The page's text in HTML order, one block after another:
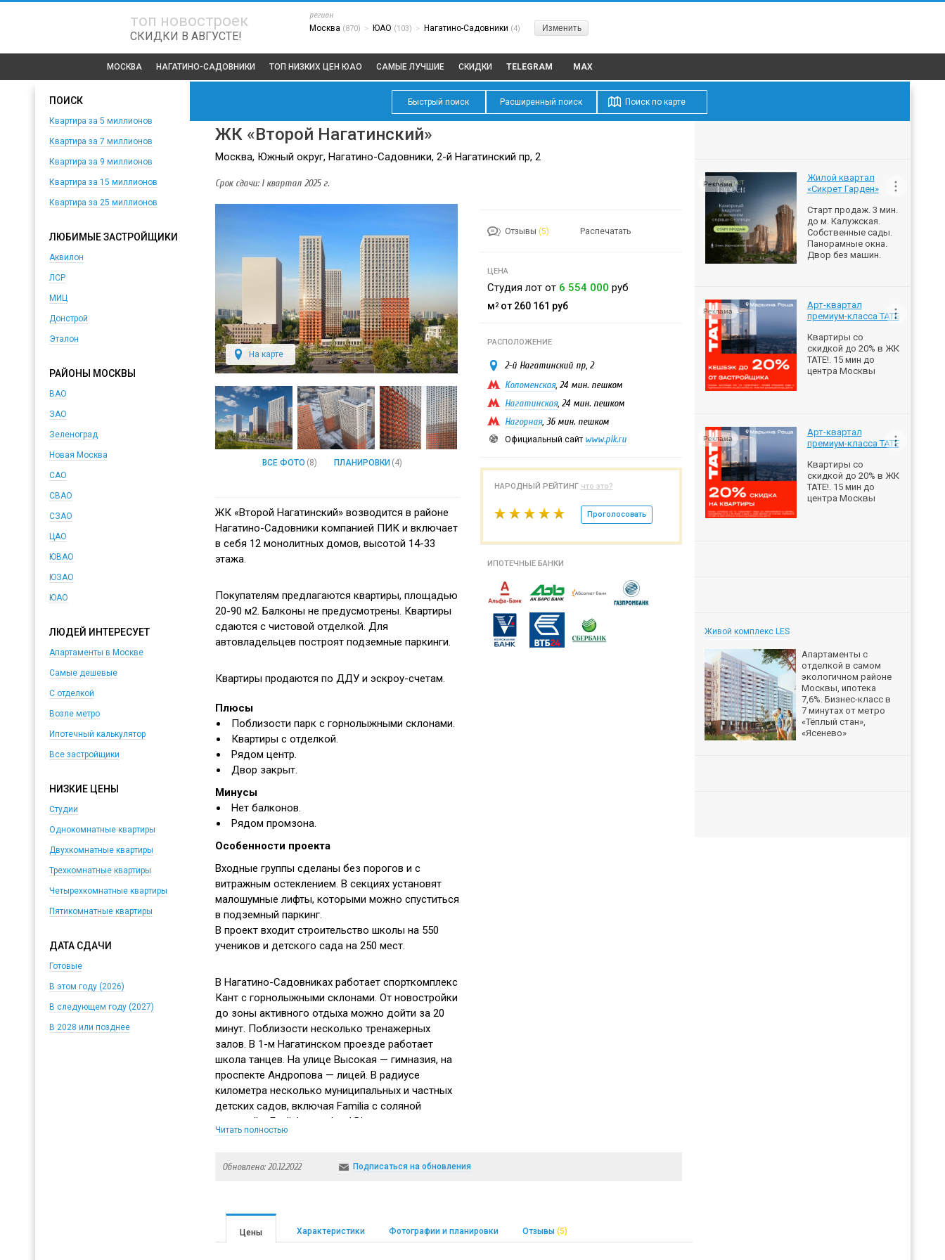
топ новостроек
СКИДКИ В АВГУСТЕ!
регион
Москва (870) > ЮАО (103) > Нагатино-Садовники (4) Изменить
МОСКВА НАГАТИНО-САДОВНИКИ ТОП НИЗКИХ ЦЕН ЮАО САМЫЕ ЛУЧШИЕ СКИДКИ TELEGRAM MAX
ПОИСК
Квартира за 5 миллионов
Квартира за 7 миллионов
Квартира за 9 миллионов
Квартира за 15 миллионов
Квартира за 25 миллионов
ЛЮБИМЫЕ ЗАСТРОЙЩИКИ
Аквилон
ЛСР
МИЦ
Донстрой
Эталон
РАЙОНЫ МОСКВЫ
ВАО
ЗАО
Зеленоград
Новая Москва
САО
СВАО
СЗАО
ЦАО
ЮВАО
ЮЗАО
ЮАО
ЛЮДЕЙ ИНТЕРЕСУЕТ
Апартаменты в Москве
Самые дешевые
С отделкой
Возле метро
Ипотечный калькулятор
Все застройщики
НИЗКИЕ ЦЕНЫ
Студии
Однокомнатные квартиры
Двухкомнатные квартиры
Трехкомнатные квартиры
Четырехкомнатные квартиры
Пятикомнатные квартиры
ДАТА СДАЧИ
Готовые
В этом году (2026)
В следующем году (2027)
В 2028 или позднее
Быстрый поиск Расширенный поиск Поиск по карте
ЖК «Второй Нагатинский»
Москва, Южный округ, Нагатино-Садовники, 2-й Нагатинский пр, 2
Срок сдачи: I квартал 2025 г.
Отзывы (5) Распечатать
На карте
ВСЕ ФОТО (8) ПЛАНИРОВКИ (4)
ЖК «Второй Нагатинский» возводится в районе
Нагатино-Садовники компанией ПИК и включает
в себя 12 монолитных домов, высотой 14-33
этажа.
Покупателям предлагаются квартиры, площадью
20-90 м2. Балконы не предусмотрены. Квартиры
сдаются с чистовой отделкой. Для
автовладельцев построят подземные паркинги.
Квартиры продаются по ДДУ и эскроу-счетам.
Плюсы
Поблизости парк с горнолыжными склонами.
Квартиры с отделкой.
Рядом центр.
Двор закрыт.
Минусы
Нет балконов.
Рядом промзона.
Особенности проекта
Входные группы сделаны без порогов и с
витражным остеклением. В секциях установят
малошумные лифты, которыми можно спуститься
в подземный паркинг.
В проект входит строительство школы на 550
учеников и детского сада на 250 мест.
В Нагатино-Садовниках работает спорткомплекс
Кант с горнолыжными склонами. От новостройки
до зоны активного отдыха можно дойти за 20
минут. Поблизости несколько тренажерных
залов. В 1-м Нагатинском проезде работает
школа танцев. На улице Высокая — гимназия, на
проспекте Андропова — лицей. В радиусе
километра несколько муниципальных и частных
детских садов, включая Familia с соляной
пещерой и English preschool Discovery с
обучением в англоязычной среде. До торгового
и Нагатинской набережной. Поблизости есть
промышленные зоны.
Читать полностью
ЦЕНА
Студия лот от 6 554 000 руб
м 2 от 260 161 руб
РАСПОЛОЖЕНИЕ
2-й Нагатинский пр, 2
Коломенская, 24 мин. пешком
Нагатинская, 24 мин. пешком
Нагорная, 36 мин. пешком
Официальный сайт www.pik.ru
НАРОДНЫЙ РЕЙТИНГ что это?
Проголосовать
ИПОТЕЧНЫЕ БАНКИ
Обновлено: 20.12.2022 Подписаться на обновления
Цены Характеристики Фотографии и планировки Отзывы (5)
Жилой квартал
«Сикрет Гарден»
Старт продаж. 3 мин.
до м. Калужская.
Собственные сады.
Панорамные окна.
Двор без машин.
Реклама
Арт-квартал
премиум-класса ТАТЕ
Квартиры со
скидкой до 20% в ЖК
ТАТЕ!. 15 мин до
центра Москвы
Реклама
Арт-квартал
премиум-класса ТАТЕ
Квартиры со
скидкой до 20% в ЖК
ТАТЕ!. 15 мин до
центра Москвы
Реклама
Живой комплекс LES
Апартаменты с
отделкой в самом
экологичном районе
Москвы, ипотека
7,6%. Бизнес-класс в
7 минутах от метро
«Тёплый стан»,
«Ясенево»